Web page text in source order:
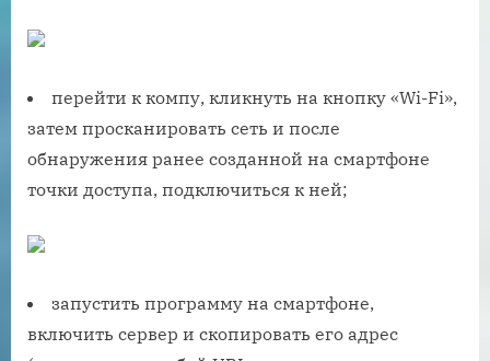
перейти к компу, кликнуть на кнопку «Wi-Fi»,
затем просканировать сеть и после
обнаружения ранее созданной на смартфоне
точки доступа, подключиться к ней;
запустить программу на смартфоне,
включить сервер и скопировать его адрес